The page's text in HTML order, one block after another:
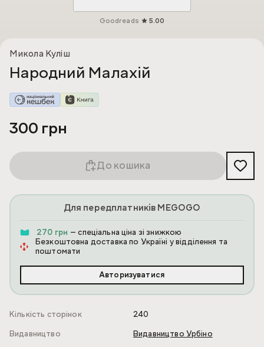
Goodreads 5.00
Микола Куліш
Народний Малахій
300 грн
До кошика
Для передплатників MEGOGO
270 грн — спеціальна ціна зі знижкою
Безкоштовна доставка по Україні у відділення та
поштомати
Авторизуватися
Кількість сторінок
240
Видавництво
Видавництво Урбіно